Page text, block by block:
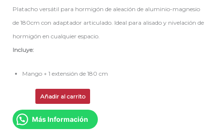
Platacho versátil para hormigón de aleación de aluminio-magnesio
de 180cm con adaptador articulado. Ideal para alisado y nivelación de
hormigón en cualquier espacio.
Incluye:
Mango + 1 extensión de 180 cm
Añadir al carrito
Más Información